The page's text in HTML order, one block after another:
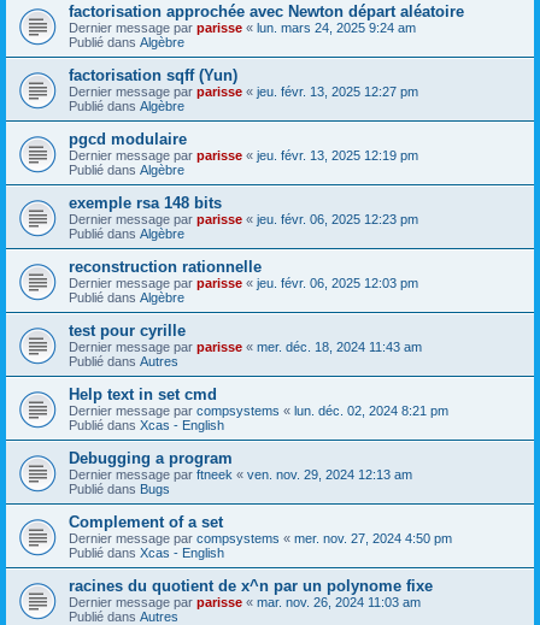
factorisation approchée avec Newton départ aléatoire
Dernier message par parisse « lun. mars 24, 2025 9:24 am
Publié dans Algèbre
factorisation sqff (Yun)
Dernier message par parisse « jeu. févr. 13, 2025 12:27 pm
Publié dans Algèbre
pgcd modulaire
Dernier message par parisse « jeu. févr. 13, 2025 12:19 pm
Publié dans Algèbre
exemple rsa 148 bits
Dernier message par parisse « jeu. févr. 06, 2025 12:23 pm
Publié dans Algèbre
reconstruction rationnelle
Dernier message par parisse « jeu. févr. 06, 2025 12:03 pm
Publié dans Algèbre
test pour cyrille
Dernier message par parisse « mer. déc. 18, 2024 11:43 am
Publié dans Autres
Help text in set cmd
Dernier message par compsystems « lun. déc. 02, 2024 8:21 pm
Publié dans Xcas - English
Debugging a program
Dernier message par ftneek « ven. nov. 29, 2024 12:13 am
Publié dans Bugs
Complement of a set
Dernier message par compsystems « mer. nov. 27, 2024 4:50 pm
Publié dans Xcas - English
racines du quotient de x^n par un polynome fixe
Dernier message par parisse « mar. nov. 26, 2024 11:03 am
Publié dans Autres